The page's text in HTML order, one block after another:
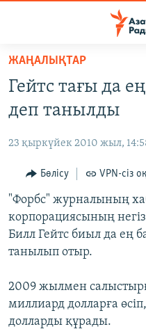
Skip
main
content
to
Navigation
Skip
to
Search
ҚАҢТАР ОҚИҒАСЫ
АДАМ ҚҰҚЫҚТАРЫ
ӘЛЕУМЕТ
ӘЛЕМ
АРНАЙЫ ЖОБАЛАР
Русский
ЖАЗЫЛЫҢЫЗ
ЖАҢАЛЫҚТАР
Гейтс тағы да
деп танылды
23 қыркүйек 2010 жыл,
Бөлісу VPN-сіз
"Форбс" журналының
корпорациясының
Билл Гейтс биыл да ең
танылып отыр.
2009 жылмен
миллиард долларға
долларды құрады.